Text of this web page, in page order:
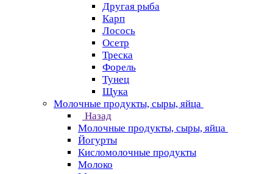
Другая рыба
Карп
Лосось
Осетр
Треска
Форель
Тунец
Щука
Молочные продукты, сыры, яйца
Назад
Молочные продукты, сыры, яйца
Йогурты
Кисломолочные продукты
Молоко